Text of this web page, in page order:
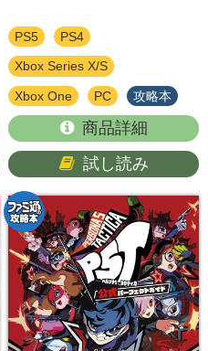
PS5 PS4
Xbox Series X/S
Xbox One PC 攻略本
商品詳細
試し読み